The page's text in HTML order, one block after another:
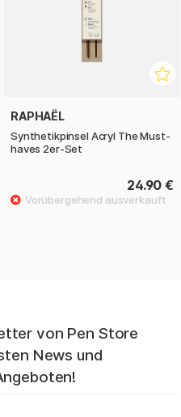
RAPHAËL
Synthetikpinsel Acryl The Must-
haves 2er-Set
24.90 €
von Pen Store
News und